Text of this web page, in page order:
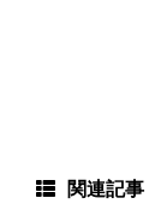
関連記事